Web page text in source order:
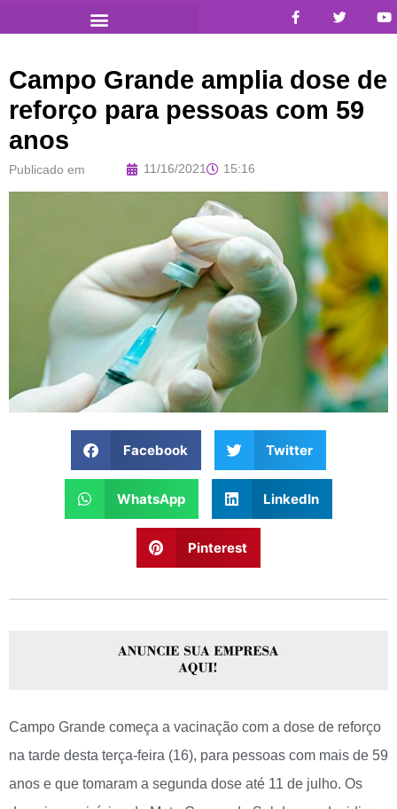
Campo Grande amplia dose de
reforço para pessoas com 59
anos
Publicado em 11/16/2021 15:16
Facebook Twitter
WhatsApp LinkedIn
Pinterest
Campo Grande começa a vacinação com a dose de reforço
na tarde desta terça-feira (16), para pessoas com mais de 59
anos e que tomaram a segunda dose até 11 de julho. Os